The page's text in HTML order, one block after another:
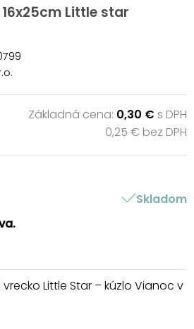
Little star
Základná cena: 0,30 € s DPH
0,25 € bez DPH
Skladom
Little Star – kúzlo Vianoc v